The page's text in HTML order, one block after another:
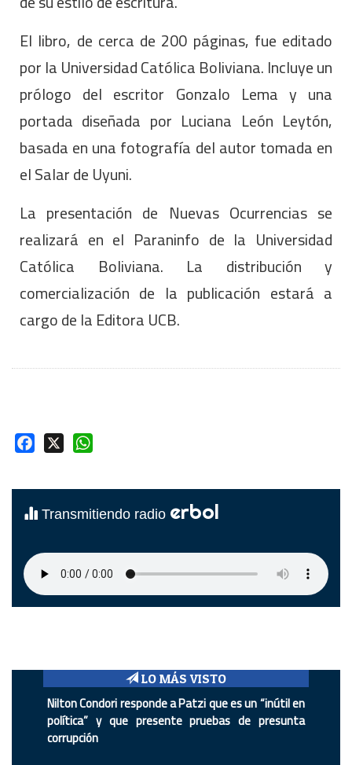
El libro, de cerca de 200 páginas, fue editado
por la Universidad Católica Boliviana. Incluye un
prólogo del escritor Gonzalo Lema y una
portada diseñada por Luciana León Leytón,
basada en una fotografía del autor tomada en
el Salar de Uyuni.
La presentación de Nuevas Ocurrencias se
realizará en el Paraninfo de la Universidad
Católica Boliviana. La distribución y
comercialización de la publicación estará a
cargo de la Editora UCB.
Facebook
Transmitiendo radio erbol
LO MÁS VISTO
Nilton Condori responde a Patzi que es un “inútil en
política” y que presente pruebas de presunta
corrupción